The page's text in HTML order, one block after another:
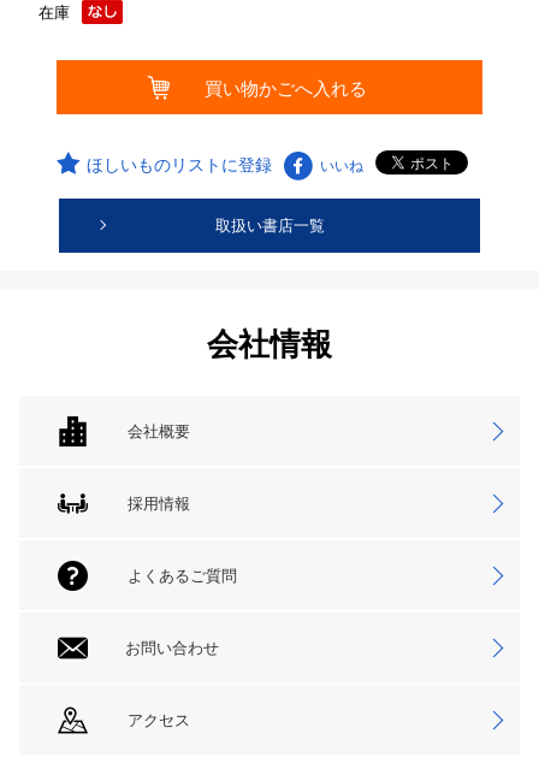
在庫
ほしいものリストに登録 いいね
取扱い書店一覧
会社情報
会社概要
採用情報
よくあるご質問
お問い合わせ
アクセス